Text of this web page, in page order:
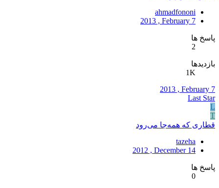
ahmadfononi
2013 , February 7
پاسخ ها
2
بازدیدها
1K
2013 , February 7
Last Star
L
T
قطاری که همه‌جا می‌رود
tazeha
2012 , December 14
پاسخ ها
0